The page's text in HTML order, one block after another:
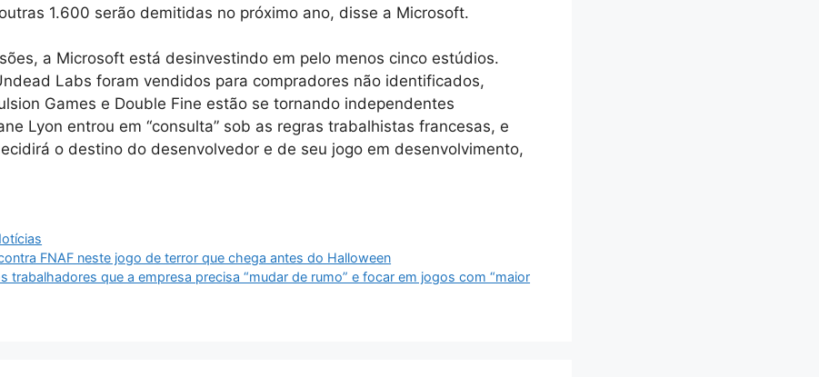
1.600 serão demitidas no próximo ano, disse a Microsoft.
a Microsoft está desinvestindo em pelo menos cinco estúdios.
Labs foram vendidos para compradores não identificados,
Games e Double Fine estão se tornando independentes
Lyon entrou em “consulta” sob as regras trabalhistas francesas, e
o destino do desenvolvedor e de seu jogo em desenvolvimento,
FNAF neste jogo de terror que chega antes do Halloween
trabalhadores que a empresa precisa “mudar de rumo” e focar em jogos com “maior